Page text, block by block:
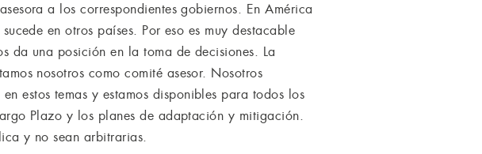
a los correspondientes gobiernos. En América
en otros países. Por eso es muy destacable
da una posición en la toma de decisiones. La
nosotros como comité asesor. Nosotros
estos temas y estamos disponibles para todos los
Plazo y los planes de adaptación y mitigación.
y no sean arbitrarias.